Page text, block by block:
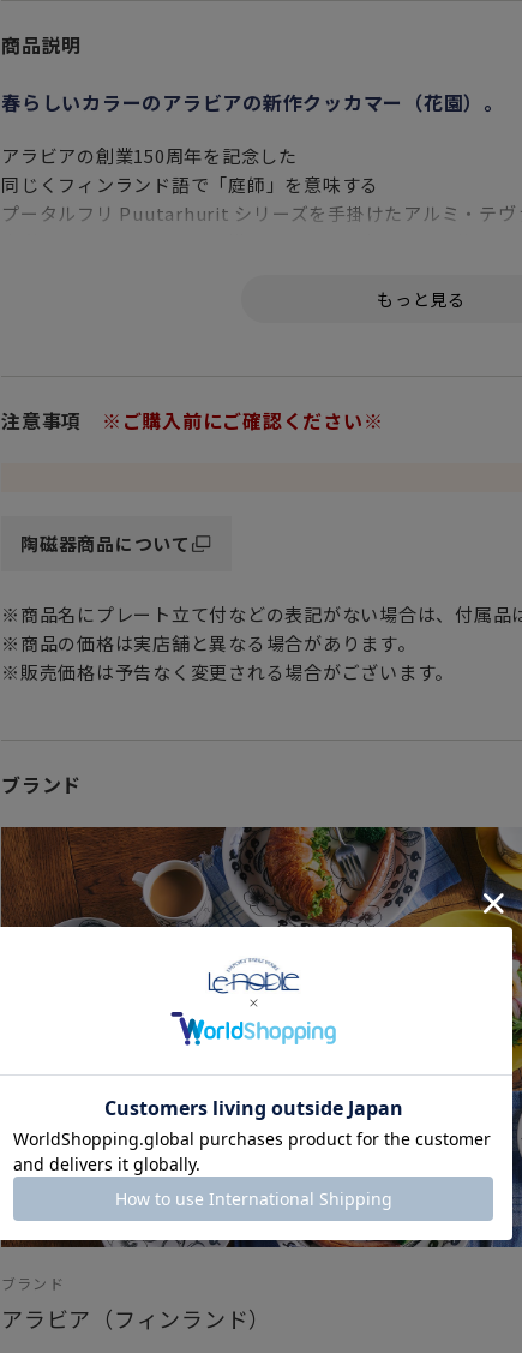
商品説明
春らしいカラーのアラビアの新作クッカマー（花園）。
アラビアの創業150周年を記念した
同じくフィンランド語で「庭師」を意味する
プータルフリ Puutarhurit シリーズを手掛けたアルミ・テヴ
楽しくそして美しく、あなたの日常を彩ってくれることでしょ
ハンドル部分が丸く大きめなので
しっかりと握れて男性でも女性でも持ちやすいシェイプです。
ほっとひと息つく自分だけのティータイムやコーヒータイム
家族や恋人との団らん、朝食といった食事のシーンなど
北欧グッズでほっこりあたたかみのあるひとときをぜひお過
フィンランドを訪れた気分をお楽しみ頂ける可愛いデザイン
女性・男性にかかわらず、日頃お世話になっている方、大切
特別な記念日に心を込めた上品な贈り物、お祝いのギフトや
頑張った自分へのご褒美としても最適です。
電子レンジ・オーブン・食器洗い乾燥機・フリーザーでの使
注意事項 ※ご購入前にご確認ください※
陶磁器商品について
※商品名にプレート立て付などの表記がない場合は、付属品
※商品の価格は実店舗と異なる場合があります。
※販売価格は予告なく変更される場合がございます。
ブランド
ブランド
アラビア（フィンランド）